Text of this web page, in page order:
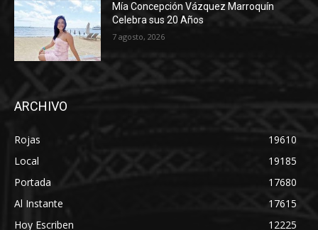
Mía Concepción Vázquez Marroquín
Celebra sus 20 Años
7 agosto, 2026
ARCHIVO
Rojas
19610
Local
19185
Portada
17680
Al Instante
17615
Hoy Escriben
12225